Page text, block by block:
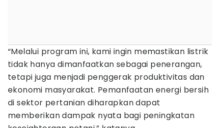
“Melalui program ini, kami ingin memastikan listrik
tidak hanya dimanfaatkan sebagai penerangan,
tetapi juga menjadi penggerak produktivitas dan
ekonomi masyarakat. Pemanfaatan energi bersih
di sektor pertanian diharapkan dapat
memberikan dampak nyata bagi peningkatan